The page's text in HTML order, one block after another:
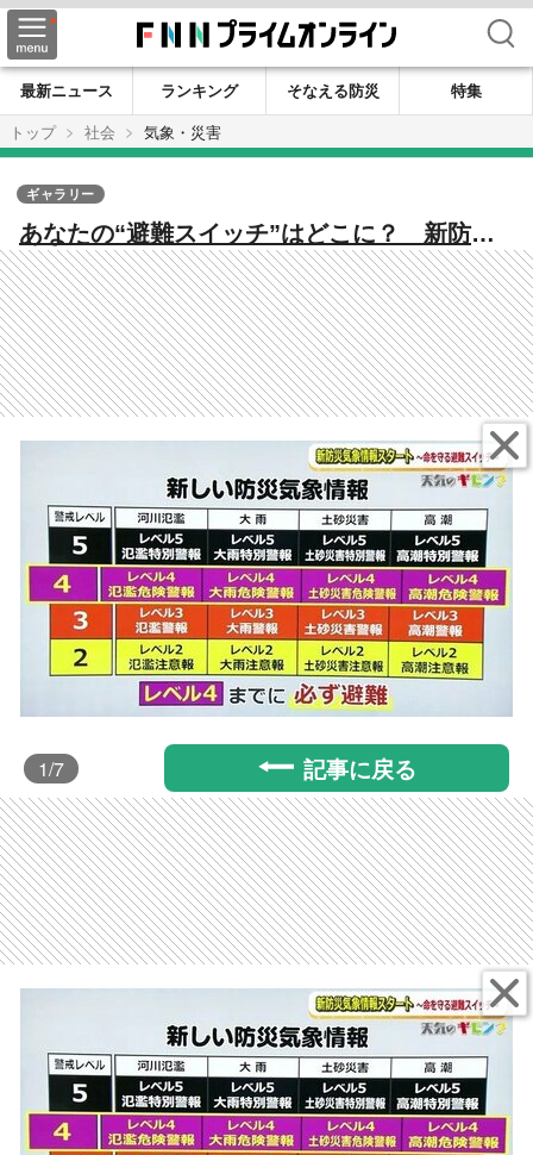
検索
最新ニュース ランキング そなえる防災
特集
トップ
社会 気象・災害
あなたの“避難スイッチ”はどこに？ 新防災
気象情報の運用スタート 発生2～3時間前に
線状降水帯「直前予測」も
ギャラリー
1/7 記事に戻る